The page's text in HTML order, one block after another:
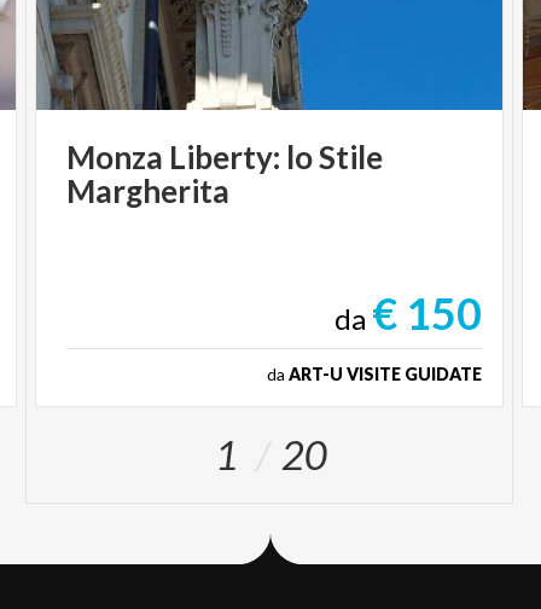
Monza Liberty: loStile
Margherita
da € 150
da ART-U VISITE GUIDATE
1 20